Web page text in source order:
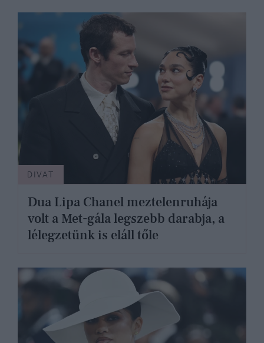
DIVAT
Dua Lipa Chanel meztelenruhája
volt a Met-gála legszebb darabja, a
lélegzetünk is eláll tőle